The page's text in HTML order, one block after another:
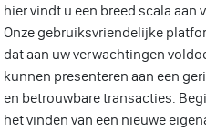
hier vindt u een breed scala aan
Onze gebruiksvriendelijke
dat aan uw verwachtingen
kunnen presenteren aan een
en betrouwbare transacties.
het vinden van een nieuwe